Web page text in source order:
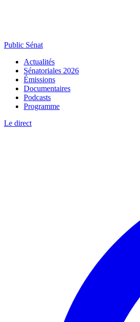
Public Sénat
Actualités
Sénatoriales 2026
Émissions
Documentaires
Podcasts
Programme
Le direct